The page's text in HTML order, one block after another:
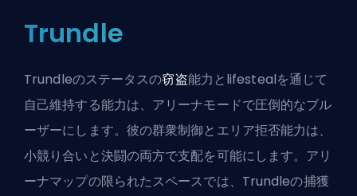
Trundle
Trundleのステータスの窃盗能力とlifestealを通じて
自己維持する能力は、アリーナモードで圧倒的なブル
ーザーにします。彼の群衆制御とエリア拒否能力は、
小競り合いと決闘の両方で支配を可能にします。アリ
ーナマップの限られたスペースでは、Trundleの捕獲